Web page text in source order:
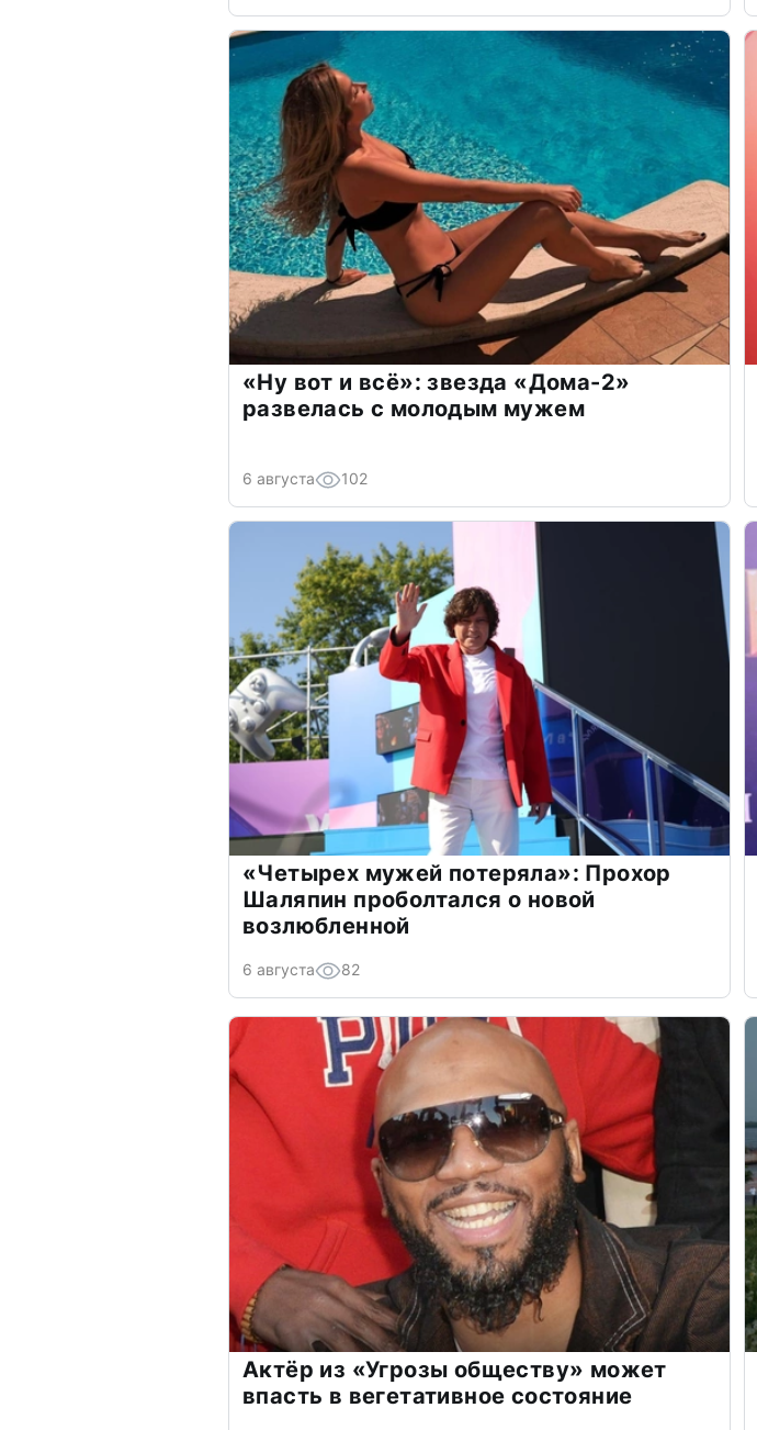
«Ну вот и всё»: звезда «Дома-2»
развелась с молодым мужем
6 августа 102
«Четырех мужей потеряла»: Прохор
Шаляпин проболтался о новой
возлюбленной
6 августа 82
Актёр из «Угрозы обществу» может
впасть в вегетативное состояние